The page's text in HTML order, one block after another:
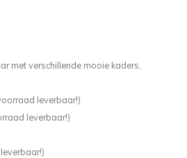
met verschillende mooie kaders,
leverbaar!)
leverbaar!)